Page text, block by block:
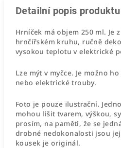
Detailní popis produktu
Hrníček má objem 250 ml. Je
hrnčířském kruhu, ručně
vysokou teplotu v elektrické
Lze mýt v myčce. Je možno
nebo elektrické trouby.
Foto je pouze ilustrační.
mohou lišit tvarem, výškou,
prosím, na paměti, že se
drobné nedokonalosti jsou
kousek je originál.